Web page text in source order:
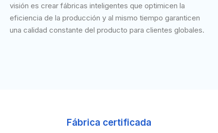
visión es crear fábricas inteligentes que optimicen la
eficiencia de la producción y al mismo tiempo garanticen
una calidad constante del producto para clientes globales.
Fábrica certificada